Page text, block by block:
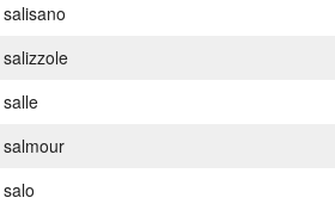
salisano
salizzole
salle
salmour
salo